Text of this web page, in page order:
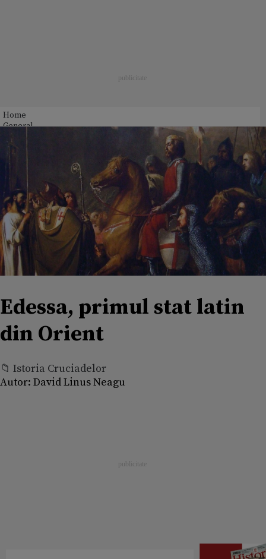
Home
General
Edessa, primul stat latin
din Orient
📁 Istoria Cruciadelor
Autor: David Linus Neagu